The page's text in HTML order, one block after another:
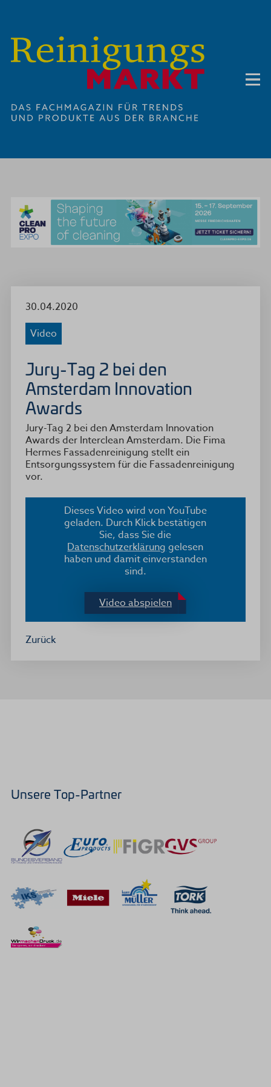
30.04.2020
Video
Jury-Tag 2 bei den
Amsterdam Innovation
Awards
Jury-Tag 2 bei den Amsterdam Innovation
Awards der Interclean Amsterdam. Die Fima
Hermes Fassadenreinigung stellt ein
Entsorgungssystem für die Fassadenreinigung
vor.
Dieses Video wird von YouTube
geladen. Durch Klick bestätigen
Sie, dass Sie die
Datenschutzerklärunggelesen
haben und damit einverstanden
sind.
Video abspielen
Zurück
Unsere Top-Partner